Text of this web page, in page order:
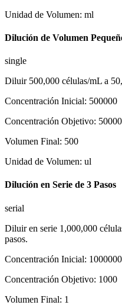
Unidad de Volumen: ml
Dilución de Volumen
single
Diluir 500,000 células/mL a
Concentración Inicial: 500000
Concentración Objetivo: 50000
Volumen Final: 500
Unidad de Volumen: ul
Dilución en Serie de 3 Pasos
serial
Diluir en serie 1,000,000
pasos.
Concentración Inicial: 1000000
Concentración Objetivo: 1000
Volumen Final: 1